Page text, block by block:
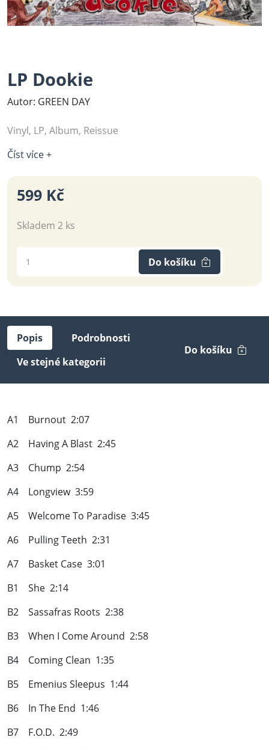
LP Dookie
Autor: GREEN DAY
Vinyl, LP, Album, Reissue
Číst více +
599 Kč
Skladem 2 ks
Do košíku
Popis
Podrobnosti
Ve stejné kategorii
Do košíku
A1 Burnout 2:07
A2 Having A Blast 2:45
A3 Chump 2:54
A4 Longview 3:59
A5 Welcome To Paradise 3:45
A6 Pulling Teeth 2:31
A7 Basket Case 3:01
B1 She 2:14
B2 Sassafras Roots 2:38
B3 When I Come Around 2:58
B4 Coming Clean 1:35
B5 Emenius Sleepus 1:44
B6 In The End 1:46
B7 F.O.D. 2:49